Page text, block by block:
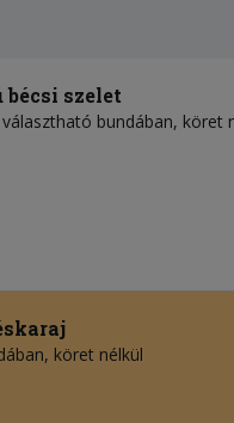
szelet
bundában, köret
köret nélkül